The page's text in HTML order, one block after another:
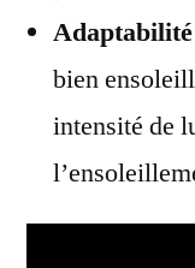
bien
intensité de